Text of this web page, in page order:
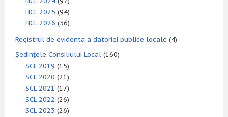
HCL 2025 (94)
HCL 2026 (36)
Registrul de evidenta a datoriei publice locale (4)
Ședințele Consiliului Local (160)
SCL 2019 (15)
SCL 2020 (21)
SCL 2021 (17)
SCL 2022 (26)
SCL 2023 (26)